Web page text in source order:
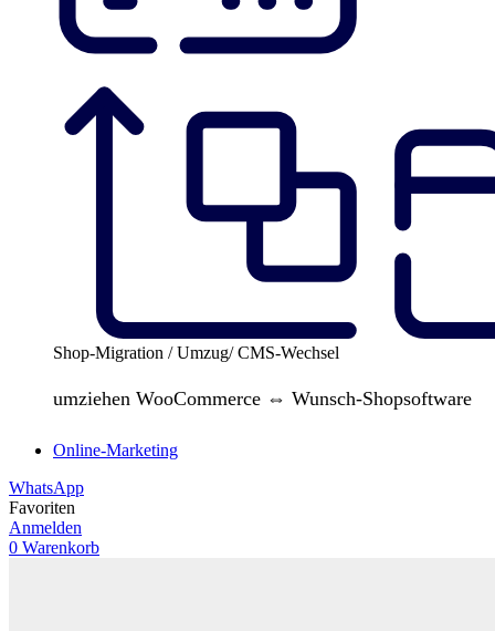
Shop-Migration / Umzug/ CMS-Wechsel
umziehen WooCommerce ⇔ Wunsch-Shopsoftware
Online-Marketing
WhatsApp
Favoriten
Anmelden
0 Warenkorb